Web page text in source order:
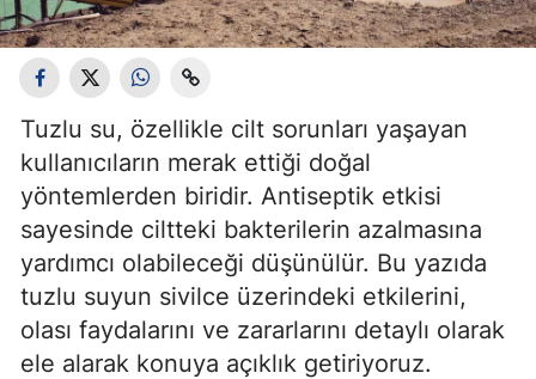
Tuzlu su, özellikle cilt sorunları yaşayan
kullanıcıların merak ettiği doğal
yöntemlerden biridir. Antiseptik etkisi
sayesinde ciltteki bakterilerin azalmasına
yardımcı olabileceği düşünülür. Bu yazıda
tuzlu suyun sivilce üzerindeki etkilerini,
olası faydalarını ve zararlarını detaylı olarak
ele alarak konuya açıklık getiriyoruz.